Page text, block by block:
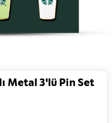
Metal 3'lü Pin Set